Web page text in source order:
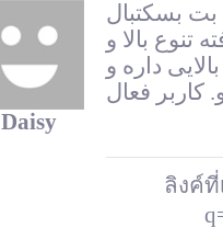
Daisy
بت بسکتبال
تنوع بالا و
داره و
ลิงค์ที่